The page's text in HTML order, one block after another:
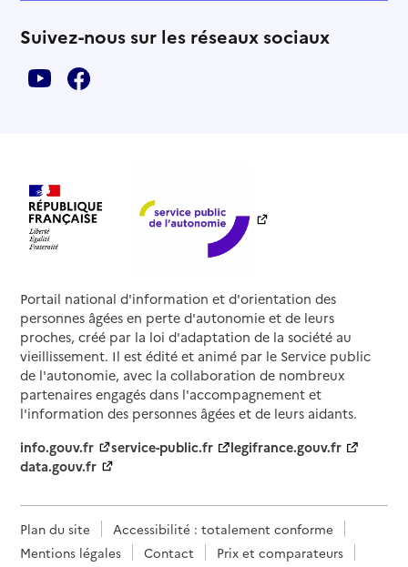
Suivez-nous sur les réseaux sociaux
Portail national d'information et d'orientation des
personnes âgées en perte d'autonomie et de leurs
proches, créé par la loi d'adaptation de la société au
vieillissement. Il est édité et animé par le Service public
de l'autonomie, avec la collaboration de nombreux
partenaires engagés dans l'accompagnement et
l'information des personnes âgées et de leurs aidants.
info.gouv.fr
service-public.fr
legifrance.gouv.fr
data.gouv.fr
Plan du site
Accessibilité : totalement conforme
Mentions légales
Contact
Prix et comparateurs